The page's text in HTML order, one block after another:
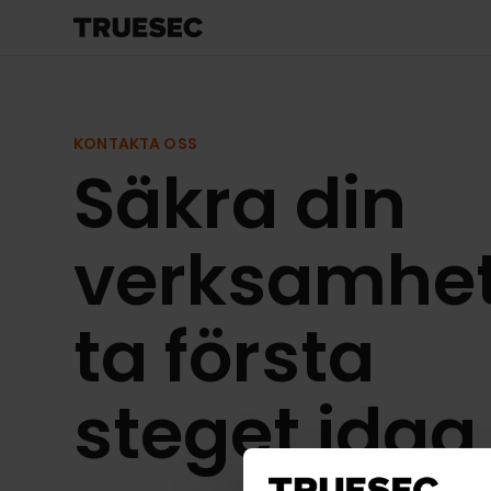
KONTAKTA OSS
Säkra din
ta första
steget idag